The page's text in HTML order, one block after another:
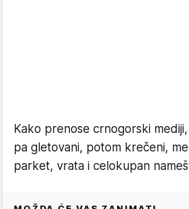
Kako prenose crnogorski
pa gletovani, potom krečeni,
parket, vrata i celokupan